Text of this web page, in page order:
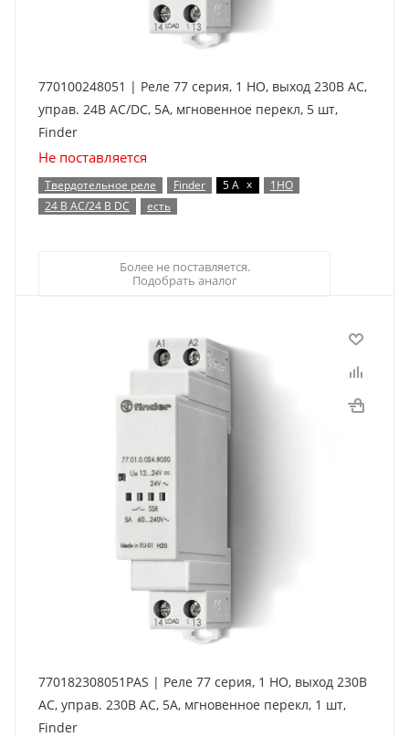
770100248051 | Реле 77 серия, 1 НО, выход 230В AC,
управ. 24В AC/DC, 5А, мгновенное перекл, 5 шт,
Finder
Не поставляется
Твердотельное реле Finder 5 А x
1НО
24 В AC/24 В DC
есть
Более не поставляется.
Подобрать аналог
770182308051PAS | Реле 77 серия, 1 НО, выход 230В
AC, управ. 230В AC, 5А, мгновенное перекл, 1 шт,
Finder